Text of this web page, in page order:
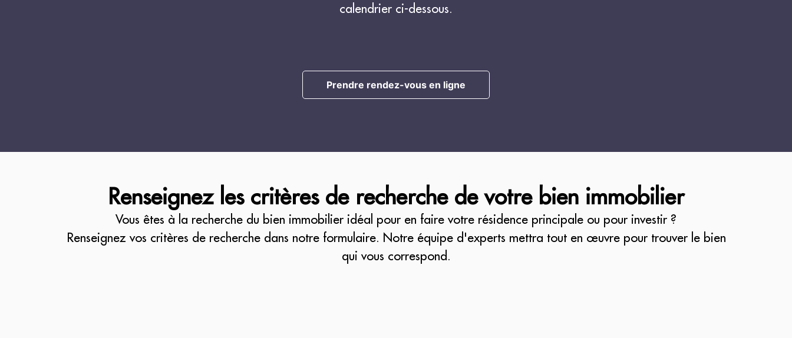
calendrier ci-dessous.
Prendre rendez-vous en ligne
Renseignez les critères de recherche de votre bien immobilier
Vous êtes à la recherche du bien immobilier idéal pour en faire votre résidence principale ou pour investir ?
Renseignez vos critères de recherche dans notre formulaire. Notre équipe d'experts mettra tout en œuvre pour trouver le bien
qui vous correspond.